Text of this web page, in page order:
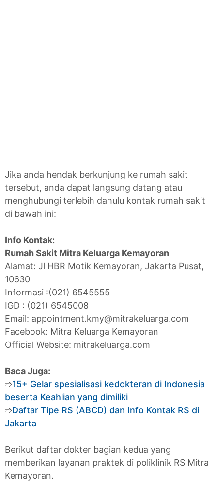
Jika anda hendak berkunjung ke rumah sakit
tersebut, anda dapat langsung datang atau
menghubungi terlebih dahulu kontak rumah sakit
di bawah ini:
Info Kontak:
Rumah Sakit Mitra Keluarga Kemayoran
Alamat: Jl HBR Motik Kemayoran, Jakarta Pusat,
10630
Informasi :(021) 6545555
IGD : (021) 6545008
Email: appointment.kmy@mitrakeluarga.com
Facebook: Mitra Keluarga Kemayoran
Official Website: mitrakeluarga.com
Baca Juga:
➱15+ Gelar spesialisasi kedokteran di Indonesia
beserta Keahlian yang dimiliki
➱Daftar Tipe RS (ABCD) dan Info Kontak RS di
Jakarta
Berikut daftar dokter bagian kedua yang
memberikan layanan praktek di poliklinik RS Mitra
Kemayoran.